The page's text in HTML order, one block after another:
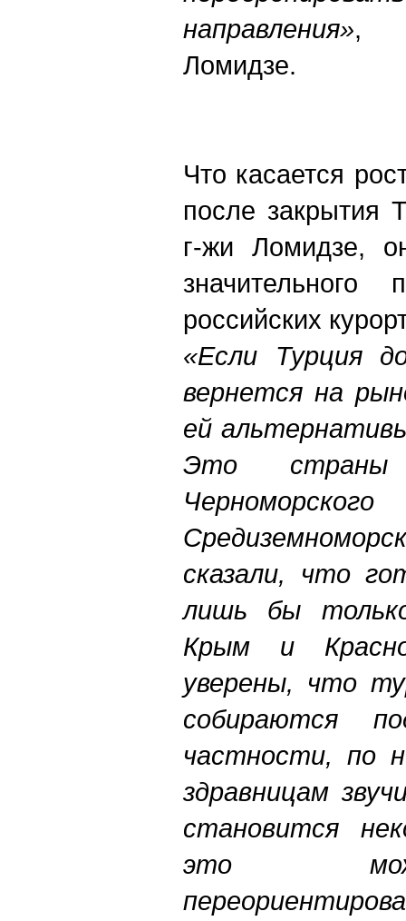
направления», -
Ломидзе.
Что касается
после закрытия
г-жи Ломидзе,
российских
«Если Турция
вернется на
ей
Это страны
сказали, что
лишь бы
Крым и
уверены, что
собираются
частности, по
здравницам
становится
это